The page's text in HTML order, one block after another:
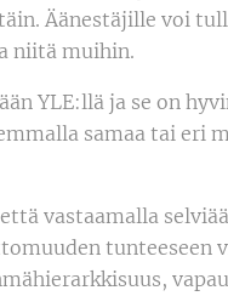
Äänestäjille voi
niitä muihin.
YLE:llä ja se on
samaa tai eri
vastaamalla
tunteeseen